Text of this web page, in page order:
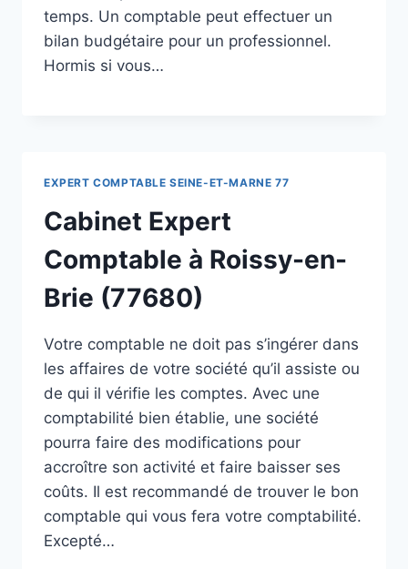
temps. Un comptable peut effectuer un
bilan budgétaire pour un professionnel.
Hormis si vous…
EXPERT COMPTABLE SEINE-ET-MARNE 77
Cabinet Expert
Comptable à Roissy-en-
Brie (77680)
Votre comptable ne doit pas s’ingérer dans
les affaires de votre société qu’il assiste ou
de qui il vérifie les comptes. Avec une
comptabilité bien établie, une société
pourra faire des modifications pour
accroître son activité et faire baisser ses
coûts. Il est recommandé de trouver le bon
comptable qui vous fera votre comptabilité.
Excepté…